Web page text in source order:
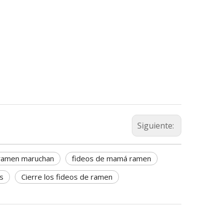
Siguiente:
maruchan
fideos de mamá ramen
Cierre los fideos de ramen